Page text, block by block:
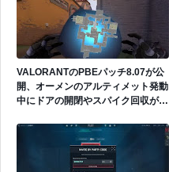
VALORANTのPBEパッチ8.07が公
開、オーメンのアルティメット発動
中にドアの開閉やスパイク回収が可